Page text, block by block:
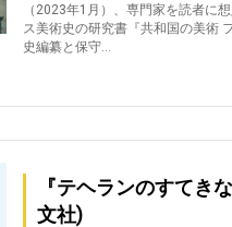
（2023年1月）、専門家を読者に
ス美術史の研究書『共和国の美術
史編纂と保守…
『テヘランのすてき
文社)